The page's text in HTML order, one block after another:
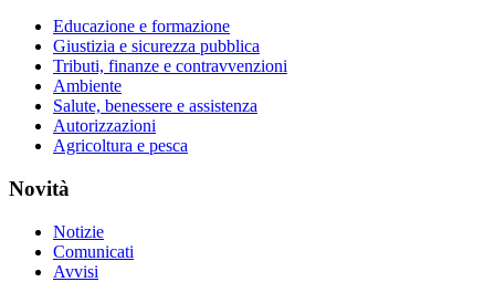
Educazione e formazione
Giustizia e sicurezza pubblica
Tributi, finanze e contravvenzioni
Ambiente
Salute, benessere e assistenza
Autorizzazioni
Agricoltura e pesca
Novità
Notizie
Comunicati
Avvisi